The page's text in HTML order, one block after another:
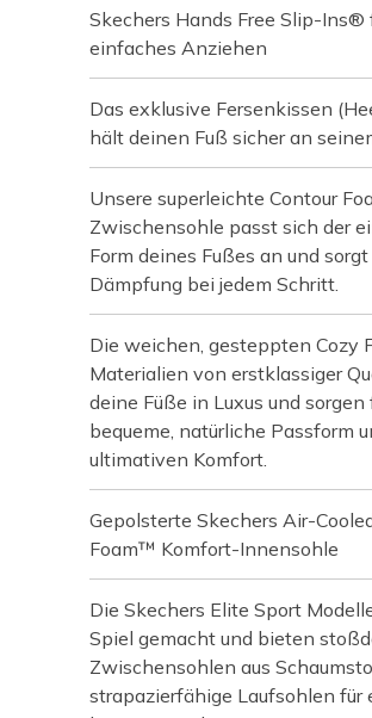
Skechers Hands Free Slip-Ins®
einfaches Anziehen
Das exklusive Fersenkissen
hält deinen Fuß sicher an
Unsere superleichte Contour
Zwischensohle passt sich der
Form deines Fußes an und
Dämpfung bei jedem Schritt.
Die weichen, gesteppten Cozy
Materialien von erstklassiger
deine Füße in Luxus und sorgen
bequeme, natürliche Passform
ultimativen Komfort.
Gepolsterte Skechers Air-
Foam™ Komfort-Innensohle
Die Skechers Elite Sport
Spiel gemacht und bieten
Zwischensohlen aus
strapazierfähige Laufsohlen für